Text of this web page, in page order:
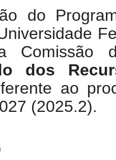
do
Comissão
dos
ao
(2025.2).